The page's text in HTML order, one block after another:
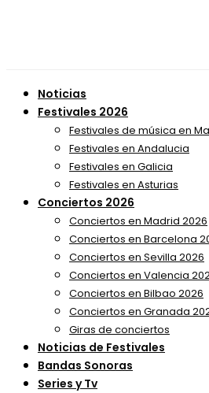
Noticias
Festivales 2026
Festivales de música en
Festivales en Andalucia
Festivales en Galicia
Festivales en Asturias
Conciertos 2026
Conciertos en Madrid 2026
Conciertos en Barcelona
Conciertos en Sevilla 2026
Conciertos en Valencia
Conciertos en Bilbao 2026
Conciertos en Granada
Giras de conciertos
Noticias de Festivales
Bandas Sonoras
Series y Tv